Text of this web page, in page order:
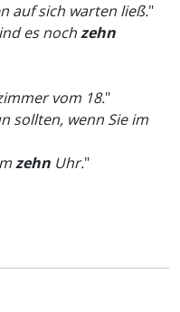
auf sich warten ließ."
es nochzehn
vom 18."
sollten, wenn Sie im
zehn Uhr."